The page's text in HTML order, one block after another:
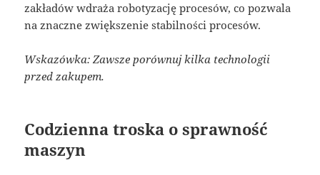
zakładów wdraża robotyzację procesów, co pozwala
na znaczne zwiększenie stabilności procesów.
Wskazówka: Zawsze porównuj kilka technologii
przed zakupem.
Codzienna troska o sprawność
maszyn